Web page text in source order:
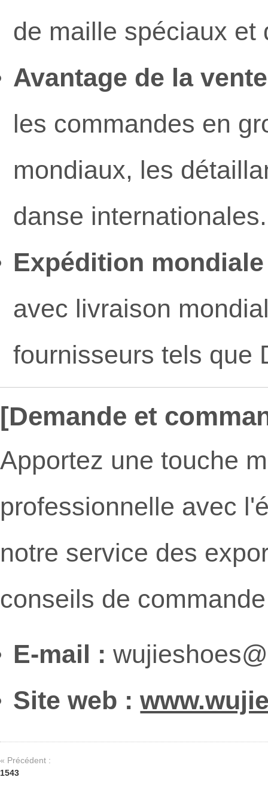
de maille spéciaux et
Avantage de la
les commandes en
mondiaux, les
danse internationales.
Expédition
avec livraison
fournisseurs tels que
[Demande et
Apportez une touche
professionnelle avec
notre service des
conseils de
E-mail :
Site web :
« Précédent :
1543